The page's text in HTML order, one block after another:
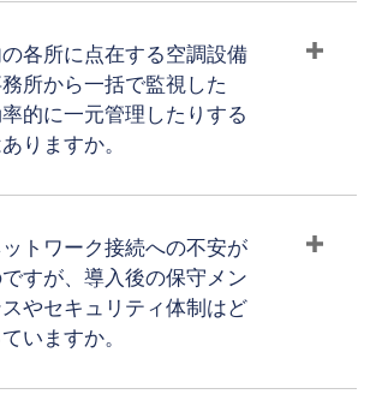
各所に点在する空調設備
所から一括で監視した
的に一元管理したりする
りますか。
トワーク接続への不安が
すが、導入後の保守メン
やセキュリティ体制はど
いますか。